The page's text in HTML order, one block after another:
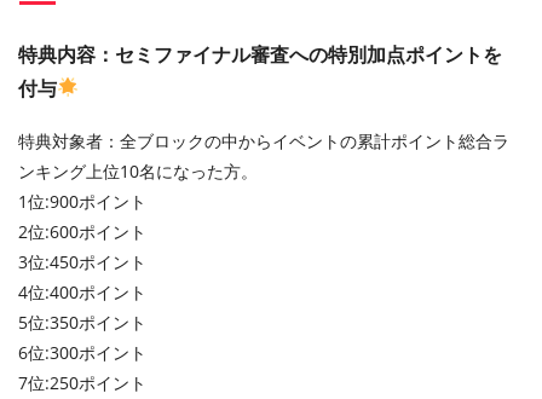
特典内容：セミファイナル審査への特別加点ポイントを
付与
特典対象者：全ブロックの中からイベントの累計ポイント総合ラ
ンキング上位10名になった方。
1位:900ポイント
2位:600ポイント
3位:450ポイント
4位:400ポイント
5位:350ポイント
6位:300ポイント
7位:250ポイント